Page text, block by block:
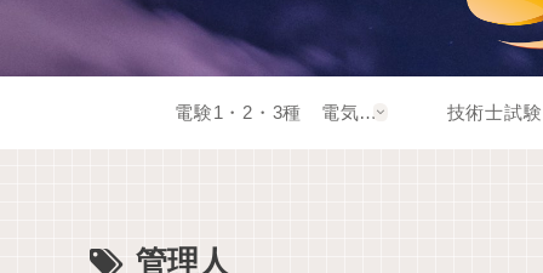
電験1・2・3種 電気系資格 技術士試験
管理人